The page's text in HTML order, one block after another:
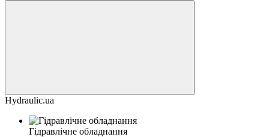
Hydraulic.ua
Гідравлічне обладнання